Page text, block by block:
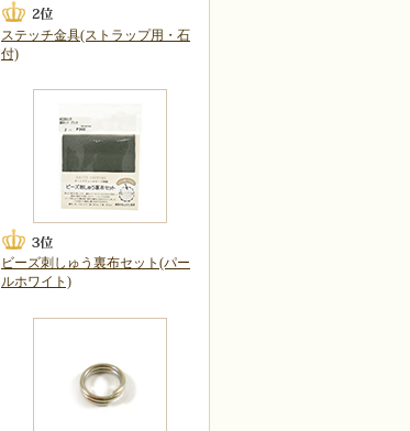
ステッチ金具(ストラップ用・石
付)
ビーズ刺しゅう裏布セット(パー
ルホワイト)